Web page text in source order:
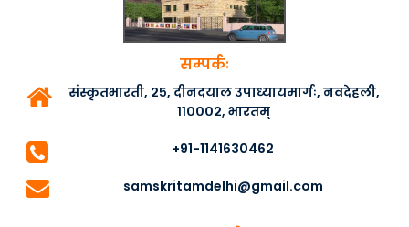
सम्पर्कः
संस्कृतभारती, २५, दीनदयाल उपाध्यायमार्गः, नवदेहली,
११०००२, भारतम्
+91-1141630462
samskritamdelhi@gmail.com